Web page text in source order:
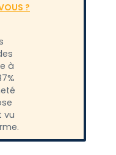
?
à
vu